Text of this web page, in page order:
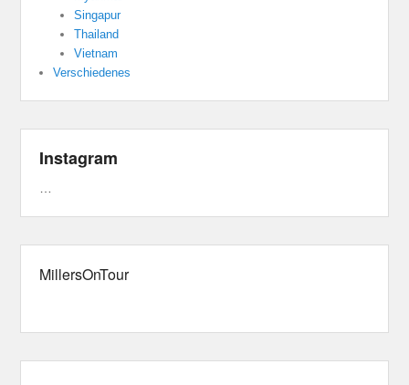
Singapur
Thailand
Vietnam
Verschiedenes
Instagram
…
MillersOnTour